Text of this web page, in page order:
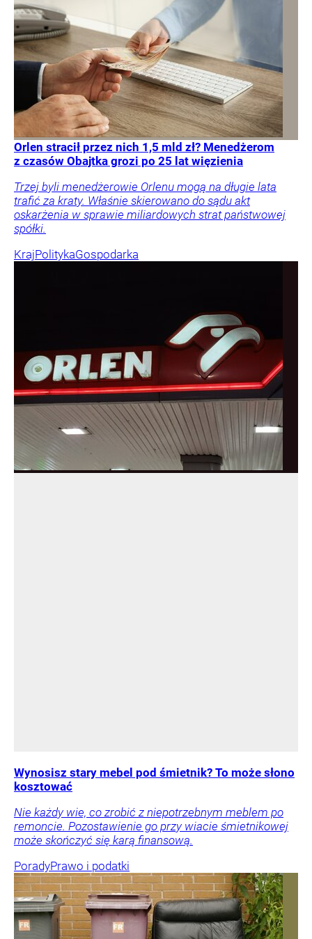
Orlen stracił przez nich 1,5 mld zł? Menedżerom
z czasów Obajtka grozi po 25 lat więzienia
Trzej byli menedżerowie Orlenu mogą na długie lata
trafić za kraty. Właśnie skierowano do sądu akt
oskarżenia w sprawie miliardowych strat państwowej
spółki.
KrajPolitykaGospodarka
Wynosisz stary mebel pod śmietnik? To może słono
kosztować
Nie każdy wie, co zrobić z niepotrzebnym meblem po
remoncie. Pozostawienie go przy wiacie śmietnikowej
może skończyć się karą finansową.
PoradyPrawo i podatki